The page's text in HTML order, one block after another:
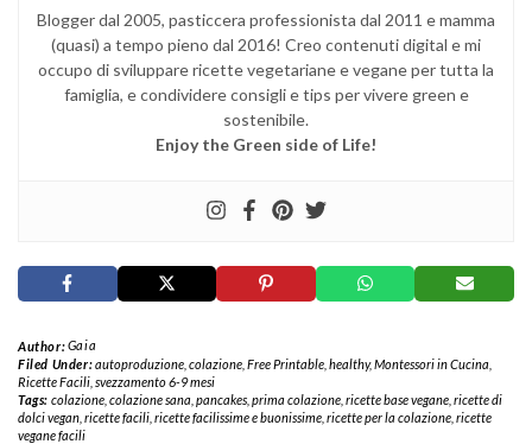
Blogger dal 2005, pasticcera professionista dal 2011 e mamma
(quasi) a tempo pieno dal 2016! Creo contenuti digital e mi
occupo di sviluppare ricette vegetariane e vegane per tutta la
famiglia, e condividere consigli e tips per vivere green e
sostenibile.
Enjoy the Green side of Life!
Author:Gaia
Filed Under:autoproduzione, colazione, Free Printable, healthy,Montessori in Cucina
Ricette Facili svezzamento 6-9 mesi
Tags: colazione, colazione sana pancakes, prima colazione, ricette base vegane, ricette di
dolci vegan ricette facili ricette facilissime e buonissime ricette per la colazione ricette
vegane facili